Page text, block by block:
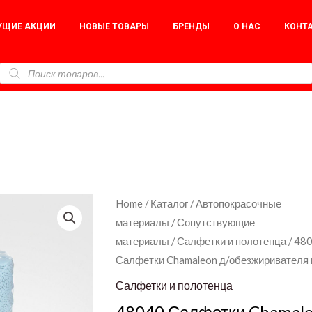
АКЦИИ НОВЫЕ ТОВАРЫ БРЕНДЫ О НАС
Home /Каталог /Автопокрасочные
материалы /Сопутствующие
материалы /Салфетки и полотенца /
Салфетки Chamaleon д/обезжиривателя
Салфетки и полотенца
48040
Салфетки
Chamaleon
д/
обезжиривателя
в